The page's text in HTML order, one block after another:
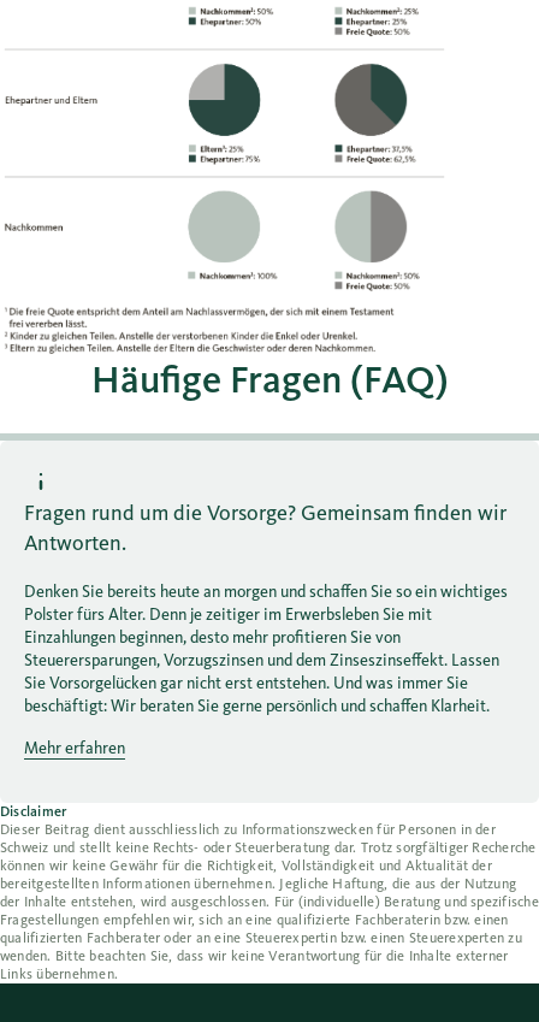
Häufige Fragen (FAQ)
Fragen rund um die Vorsorge? Gemeinsam finden wir
Antworten.
Denken Sie bereits heute an morgen und schaffen Sie so ein wichtiges
Polster fürs Alter. Denn je zeitiger im Erwerbsleben Sie mit
Einzahlungen beginnen, desto mehr profitieren Sie von
Steuerersparungen, Vorzugszinsen und dem Zinseszinseffekt. Lassen
Sie Vorsorgelücken gar nicht erst entstehen. Und was immer Sie
beschäftigt: Wir beraten Sie gerne persönlich und schaffen Klarheit.
Mehr erfahren
Disclaimer
Dieser Beitrag dient ausschliesslich zu Informationszwecken für Personen in der
Schweiz und stellt keine Rechts- oder Steuerberatung dar. Trotz sorgfältiger Recherche
können wir keine Gewähr für die Richtigkeit, Vollständigkeit und Aktualität der
bereitgestellten Informationen übernehmen. Jegliche Haftung, die aus der Nutzung
der Inhalte entstehen, wird ausgeschlossen. Für (individuelle) Beratung und spezifische
Fragestellungen empfehlen wir, sich an eine qualifizierte Fachberaterin bzw. einen
qualifizierten Fachberater oder an eine Steuerexpertin bzw. einen Steuerexperten zu
wenden. Bitte beachten Sie, dass wir keine Verantwortung für die Inhalte externer
Links übernehmen.